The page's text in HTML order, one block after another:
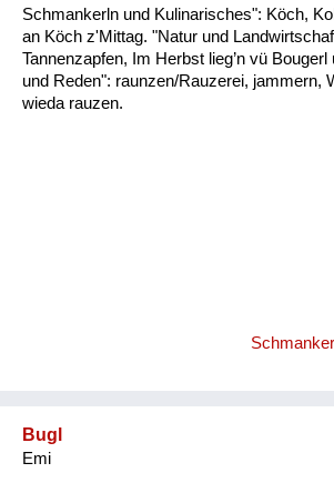
Schmankerln und Kulinarisches": Köch,
an Köch z'Mittag. "Natur und
Tannenzapfen, Im Herbst lieg’n vü
und Reden": raunzen/Rauzerei, jammern,
wieda rauzen.
Bugl
Emi